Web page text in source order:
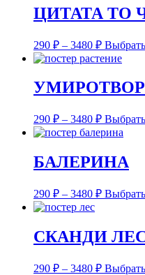
ЦИТАТА ТО
290 ₽ – 3480 ₽
290 ₽ – 3480 ₽
БАЛЕРИНА
290 ₽ – 3480 ₽
СКАНДИ
290 ₽ – 3480 ₽